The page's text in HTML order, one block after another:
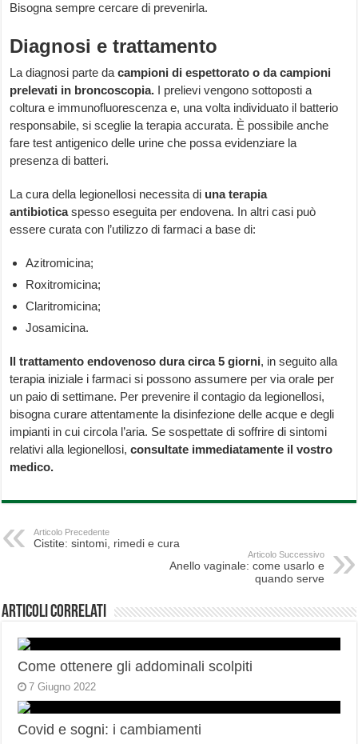
Bisogna sempre cercare di prevenirla.
Diagnosi e trattamento
La diagnosi parte dacampioni di espettorato o da campioni
prelevati in broncoscopia. I prelievi vengono sottoposti a
coltura e immunofluorescenza e, una volta individuato il batterio
responsabile, si sceglie la terapia accurata. È possibile anche
fare test antigenico delle urine che possa evidenziare la
presenza di batteri.
La cura della legionellosi necessita di una terapia
antibioticaspesso eseguita per endovena. In altri casi può
essere curata con l’utilizzo di farmaci a base di:
Azitromicina;
Roxitromicina;
Claritromicina;
Josamicina.
Il trattamento endovenoso dura circa 5 giorni, in seguito alla
terapia iniziale i farmaci si possono assumere per via orale per
un paio di settimane. Per prevenire il contagio da legionellosi,
bisogna curare attentamente la disinfezione delle acque e degli
impianti in cui circola l’aria. Se sospettate di soffrire di sintomi
relativi alla legionellosi,consultate immediatamente il vostro
medico.
Articolo Precedente
Cistite: sintomi, rimedi e cura
Articolo Successivo
Anello vaginale: come usarlo e
quando serve
Articoli correlati
Come ottenere gli addominali scolpiti
7 Giugno 2022
Covid e sogni: i cambiamenti